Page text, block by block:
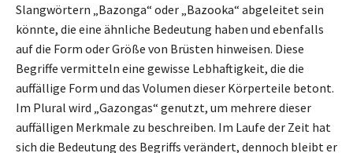
Slangwörtern „Bazonga“ oder „Bazooka“ abgeleitet sein
könnte, die eine ähnliche Bedeutung haben und ebenfalls
auf die Form oder Größe von Brüsten hinweisen. Diese
Begriffe vermitteln eine gewisse Lebhaftigkeit, die die
auffällige Form und das Volumen dieser Körperteile betont.
Im Plural wird „Gazongas“ genutzt, um mehrere dieser
auffälligen Merkmale zu beschreiben. Im Laufe der Zeit hat
sich die Bedeutung des Begriffs verändert, dennoch bleibt er